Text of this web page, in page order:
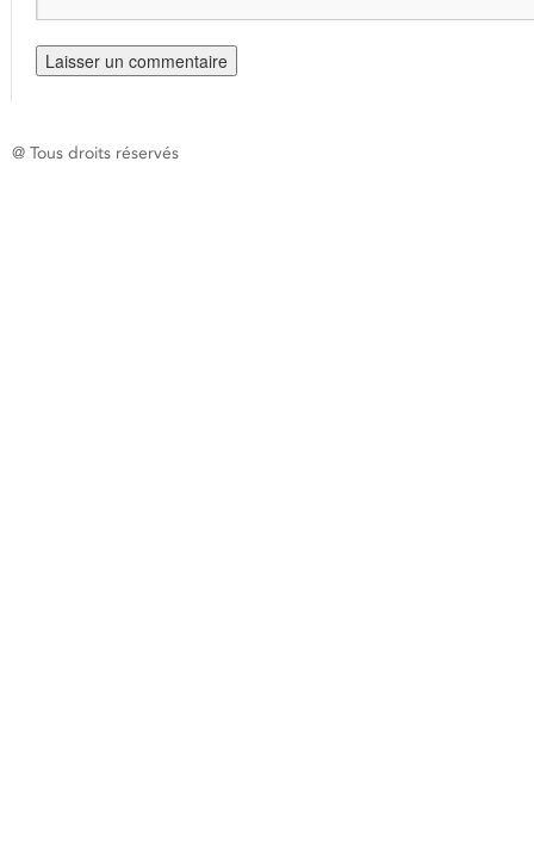
@ Tous droits réservés